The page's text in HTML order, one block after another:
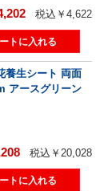
税込￥4,622
養生シート 両面
アースグリーン
税込￥20,028